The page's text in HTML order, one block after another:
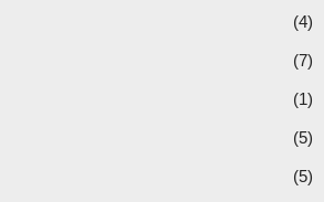
(4)
(7)
(1)
(5)
(5)